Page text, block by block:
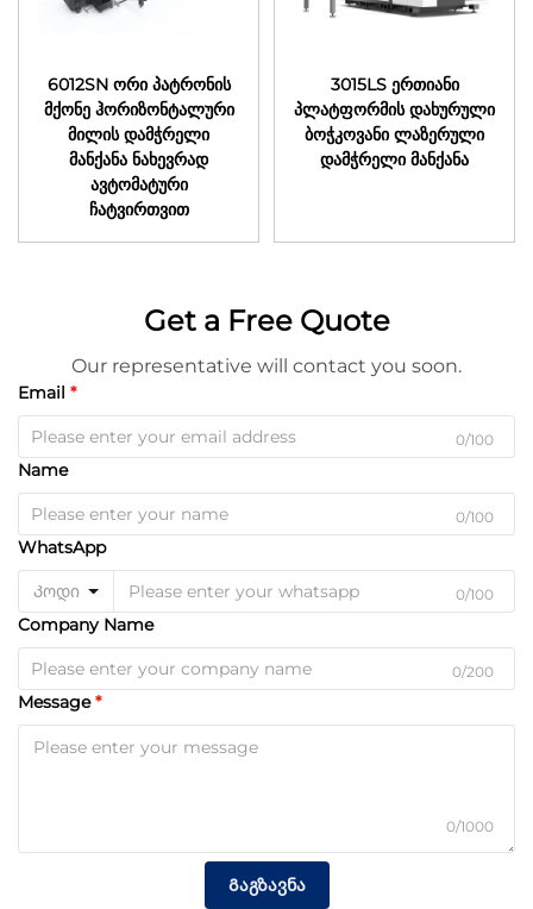
6012SN ორი პატრონის
მქონე ჰორიზონტალური
მილის დამჭრელი
მანქანა ნახევრად
ავტომატური
ჩატვირთვით
3015LS ერთიანი
პლატფორმის დახურული
ბოჭკოვანი ლაზერული
დამჭრელი მანქანა
Get a Free Quote
Our representative will contact you soon.
Email
0/100
Name
0/100
WhatsApp
Კოდი 0/100
Company Name
0/200
Message
0/1000
Გაგზავნა